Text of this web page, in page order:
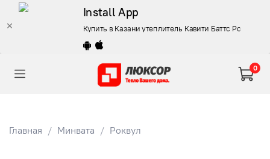
Install App
Купить в Казани утеплитель Кавити Баттс Роквул
0
Главная Минвата Роквул